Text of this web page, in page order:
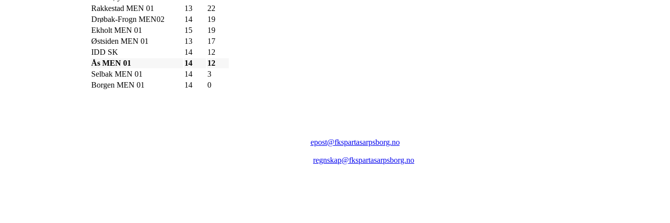
Rakkestad MEN 01
13
22
Drøbak-Frogn MEN02
14
19
Ekholt MEN 01
15
19
Østsiden MEN 01
13
17
IDD SK
14
12
Ås MEN 01
14
12
Selbak MEN 01
14
3
Borgen MEN 01
14 0
epost@fkspartasarpsborg.no
regnskap@fkspartasarpsborg.no